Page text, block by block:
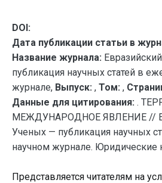
DOI:
Дата публикации статьи в
Название журнала:
публикация научных статей в
журнале, Выпуск: , Том: ,
Данные для цитирования: .
МЕЖДУНАРОДНОЕ ЯВЛЕНИЕ //
Ученых — публикация научных
научном журнале. Юридические
Представляется читателям на